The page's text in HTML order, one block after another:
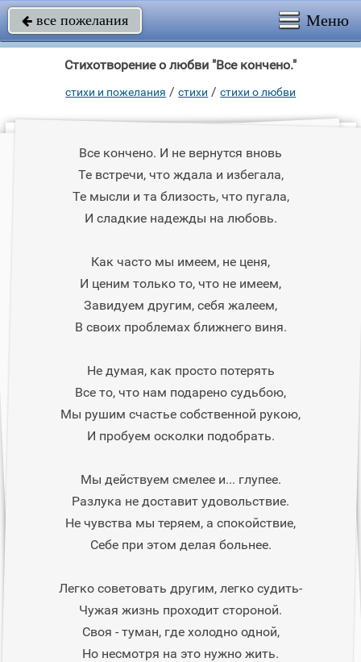
 все пожелания Меню
Стихотворение о любви "Все кончено."
стихи и пожелания /стихи /стихи о любви
Все кончено. И не вернутся вновь
Те встречи, что ждала и избегала,
Те мысли и та близость, что пугала,
И сладкие надежды на любовь.
Как часто мы имеем, не ценя,
И ценим только то, что не имеем,
Завидуем другим, себя жалеем,
В своих проблемах ближнего виня.
Не думая, как просто потерять
Все то, что нам подарено судьбою,
Мы рушим счастье собственной рукою,
И пробуем осколки подобрать.
Мы действуем смелее и... глупее.
Разлука не доставит удовольствие.
Не чувства мы теряем, а спокойствие,
Себе при этом делая больнее.
Легко советовать другим, легко судить-
Чужая жизнь проходит стороной.
Своя - туман, где холодно одной,
Но несмотря на это нужно жить.